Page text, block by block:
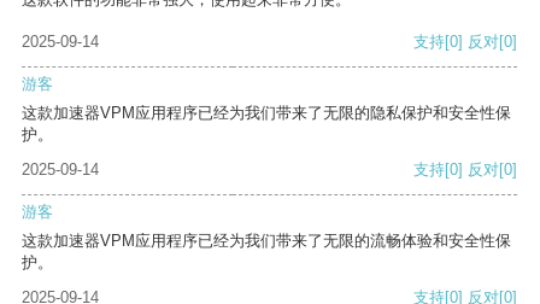
2025-09-14 支持[0] 反对[0]
游客
这款加速器VPM应用程序已经为我们带来了无限的隐私保护和安全性保
护。
2025-09-14
支持[0] 反对[0]
游客
这款加速器VPM应用程序已经为我们带来了无限的流畅体验和安全性保
护。
2025-09-14
支持[0] 反对[0]